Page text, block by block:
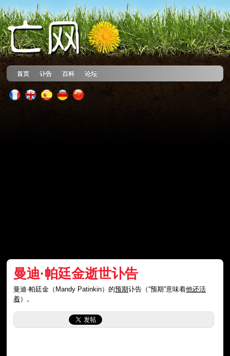
首页 讣告 百科 论坛
曼迪·帕廷金逝世讣告
曼迪·帕廷金（Mandy Patinkin）的预期讣告（“预期”意味着他还活
着）。